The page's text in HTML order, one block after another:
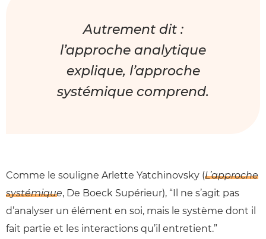
Autrement dit :
l’approche analytique
explique, l’approche
systémique comprend.
Comme le souligne Arlette Yatchinovsky (L’approche
systémique, De Boeck Supérieur), “Il ne s’agit pas
d’analyser un élément en soi, mais le système dont il
fait partie et les interactions qu’il entretient.”